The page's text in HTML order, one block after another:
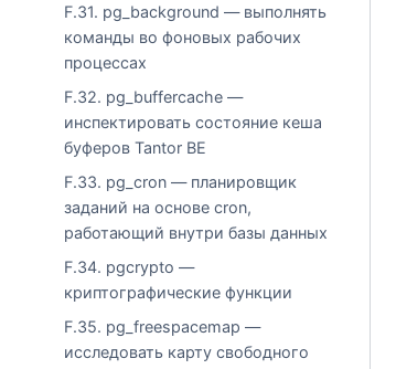
F.31. pg_background — выполнять
команды во фоновых рабочих
процессах
F.32. pg_buffercache —
инспектировать состояние кеша
буферов Tantor BE
F.33. pg_cron — планировщик
заданий на основе cron,
работающий внутри базы данных
F.34. pgcrypto —
криптографические функции
F.35. pg_freespacemap —
исследовать карту свободного